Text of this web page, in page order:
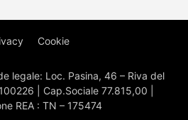
Cookie
legale: Loc. Pasina, 46 – Riva del
| Cap.Sociale 77.815,00 |
REA : TN – 175474